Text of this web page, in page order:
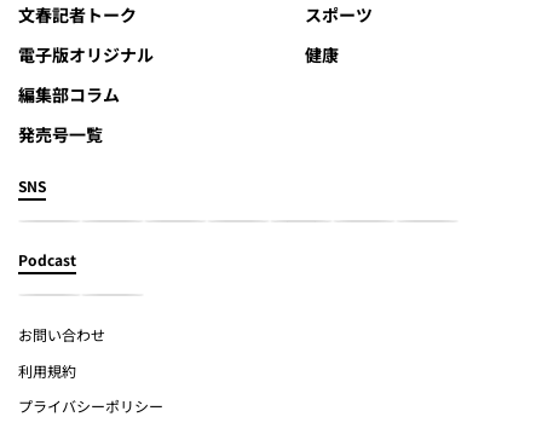
文春記者トーク
電子版オリジナル
編集部コラム
発売号一覧
スポーツ
健康
SNS
Podcast
お問い合わせ
利用規約
プライバシーポリシー